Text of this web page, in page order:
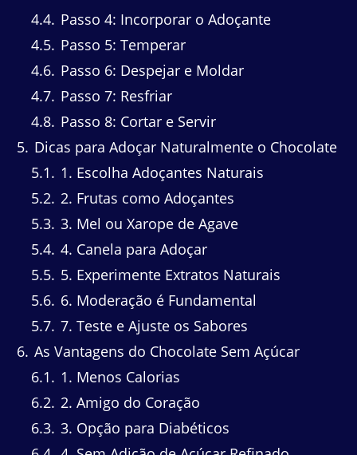
4.4 Passo 4: Incorporar o Adoçante
4.5 Passo 5: Temperar
4.6 Passo 6: Despejar e Moldar
4.7 Passo 7: Resfriar
4.8 Passo 8: Cortar e Servir
5 Dicas para Adoçar Naturalmente o Chocolate
5.1
1. Escolha Adoçantes Naturais
5.2 2. Frutas como Adoçantes
5.3 3. Mel ou Xarope de Agave
5.4 4. Canela para Adoçar
5.5 5. Experimente Extratos Naturais
5.6 6. Moderação é Fundamental
5.7 7. Teste e Ajuste os Sabores
6 As Vantagens do Chocolate Sem Açúcar
6.1
1. Menos Calorias
6.2 2. Amigo do Coração
6.3 3. Opção para Diabéticos